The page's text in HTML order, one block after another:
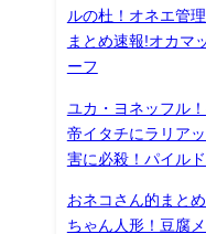
ルの杜！オネエ管
まとめ速報!オカマ
ーフ
ユカ・ヨネッフル
帝イタチにラリア
害に必殺！パイル
おネコさん的まと
ちゃん人形！豆腐